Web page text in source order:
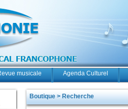
musicale Agenda Culturel
Boutique > Recherche